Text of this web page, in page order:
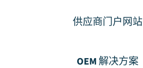
供应商门户网站
OEM 解决方案